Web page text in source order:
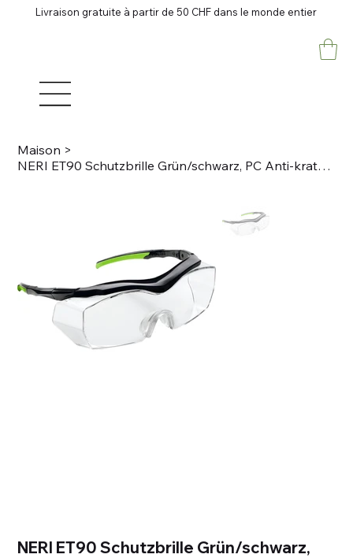
Livraison gratuite à partir de 50 CHF dans le monde entier
Maison >
NERI ET90 Schutzbrille Grün/schwarz, PC Anti-kratz, anti-fog
NERI ET90 Schutzbrille Grün/schwarz,